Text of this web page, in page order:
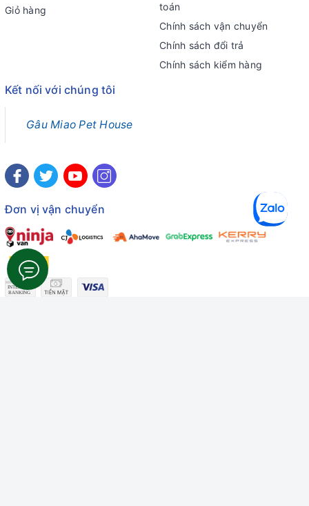
Giỏ hàng
toán
Chính sách vận chuyển
Chính sách đổi trả
Chính sách kiểm hàng
Kết nối với chúng tôi
Gâu Miao Pet House
Đơn vị vận chuyển